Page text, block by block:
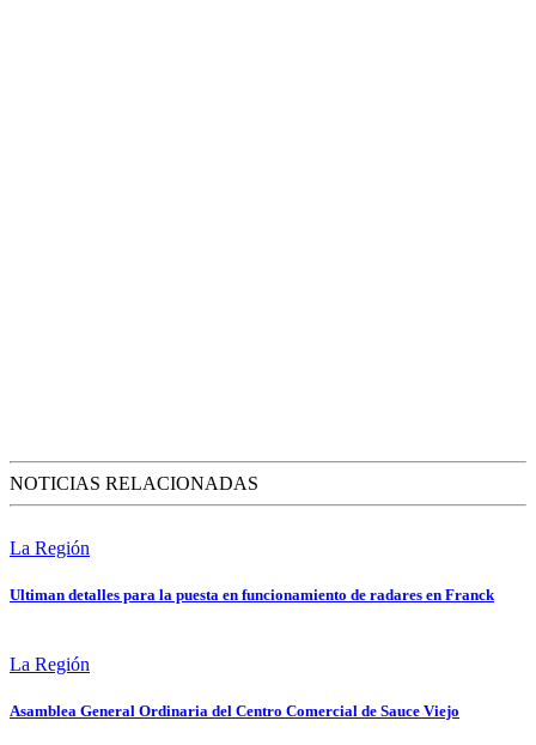
NOTICIAS RELACIONADAS
La Región
Ultiman detalles para la puesta en funcionamiento de radares en Franck
La Región
Asamblea General Ordinaria del Centro Comercial de Sauce Viejo